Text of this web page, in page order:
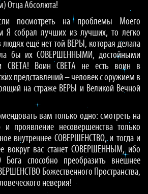
Отца Абсолюта!
посмотреть на проблемы Моего
Я собрал лучших из лучших, то легко
ещё нет той ВЕРЫ, которая делала
бы их СОВЕРШЕННЫМИ, достойными
СВЕТА! Воин СВЕТА не есть воин в
представлений – человек с оружием в
на страже ВЕРЫ и Великой Вечной
вам только одно: смотреть на
проявление несовершенства только
внутреннее СОВЕРШЕНСТВО, и тогда и
вокруг вас станет СОВЕРШЕННЫМ, ибо
способно преобразить внешнее
Божественного Пространства,
неверия!